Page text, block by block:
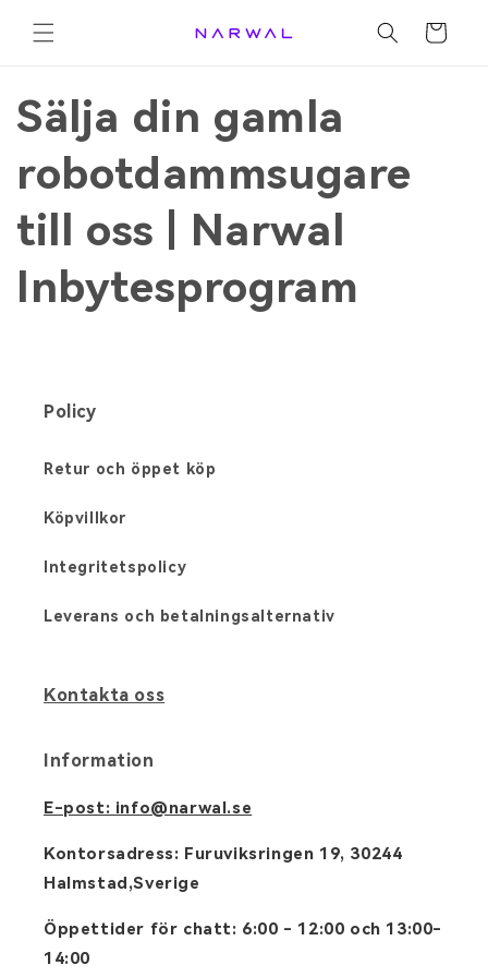
till
Varukorg
Sälja din gamla
robotdammsugare
till oss | Narwal
Inbytesprogram
Policy
Retur och öppet köp
Köpvillkor
Integritetspolicy
Leverans och betalningsalternativ
Kontakta oss
Information
E-post: info@narwal.se
Kontorsadress: Furuviksringen 19, 30244
Halmstad,Sverige
Öppettider för chatt: 6:00 - 12:00 och 13:00-
14:00